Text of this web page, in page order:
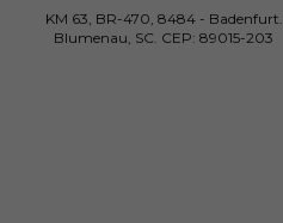
KM 63, BR-470, 8484 - Badenfurt.
Blumenau, SC. CEP: 89015-203